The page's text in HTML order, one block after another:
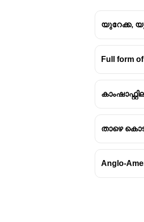
യുറേക്ക,
Full form
താഴെ
Anglo-